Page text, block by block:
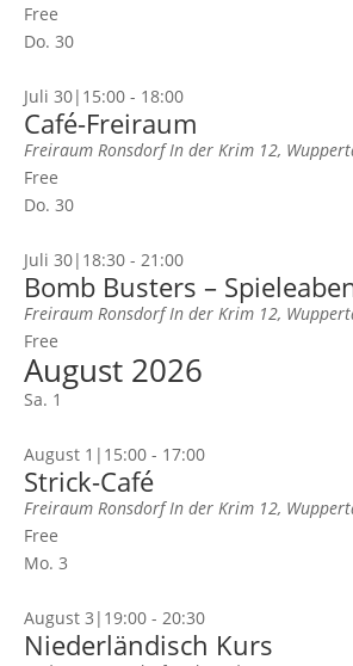
Free
Do. 30
Juli 30|15:00- 18:00
Café-Freiraum
Freiraum RonsdorfIn der Krim 12,
Free
Do. 30
Juli 30|18:30- 21:00
Bomb Busters –
Freiraum RonsdorfIn der Krim 12,
Free
August 2026
Sa. 1
August 1|15:00- 17:00
Strick-Café
Freiraum RonsdorfIn der Krim 12,
Free
Mo. 3
August 3|19:00- 20:30
Niederländisch Kurs